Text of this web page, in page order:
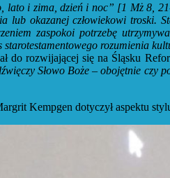
i zima, dzień i noc” [1 Mż 8,
lub okazanej człowiekowi troski.
zaspokoi potrzebę
starotestamentowego rozumienia
do rozwijającej się na Śląsku
Słowo Boże – obojętnie
Kempgen dotyczył aspektu